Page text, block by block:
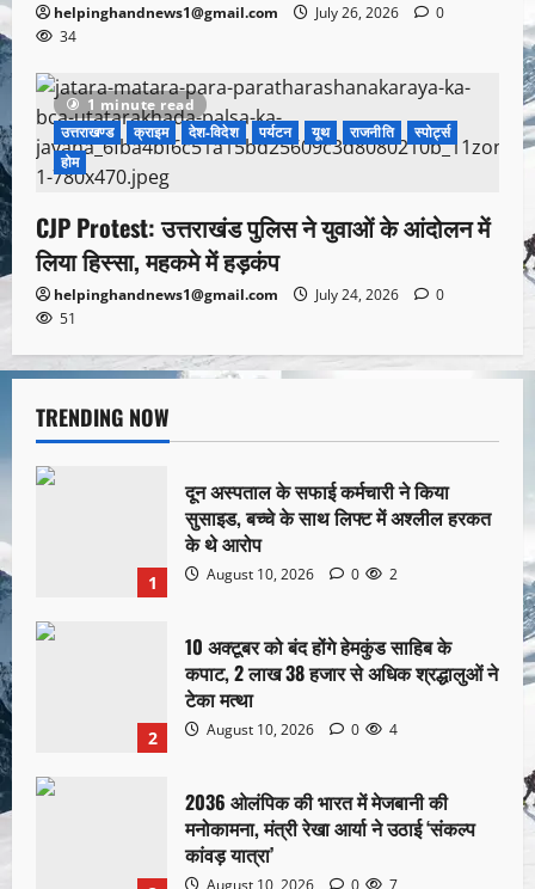
helpinghandnews1@gmail.com July 26, 2026
0
34
1 minute read
उत्तराखण्ड
क्राइम देश-विदेश पर्यटन यूथ राजनीति
स्पोर्ट्स
होम
CJP Protest: उत्तराखंड पुलिस ने युवाओं के आंदोलन में
लिया हिस्सा, महकमे में हड़कंप
helpinghandnews1@gmail.com July 24, 2026
0
51
TRENDING NOW
1
दून अस्पताल के सफाई कर्मचारी ने किया
सुसाइड, बच्चे के साथ लिफ्ट में अश्लील हरकत
के थे आरोप
August 10, 2026 0 2
2
10 अक्टूबर को बंद होंगे हेमकुंड साहिब के
कपाट, 2 लाख 38 हजार से अधिक श्रद्धालुओं ने
टेका मत्था
August 10, 2026 0 4
2036 ओलंपिक की भारत में मेजबानी की
मनोकामना, मंत्री रेखा आर्या ने उठाई ‘संकल्प
कांवड़ यात्रा’
August 10, 2026 0 7